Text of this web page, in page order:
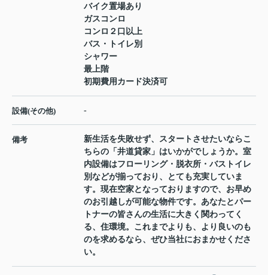
バイク置場あり
ガスコンロ
コンロ２口以上
バス・トイレ別
シャワー
最上階
初期費用カード決済可
設備(その他) -
備考
新生活を失敗せず、スタートさせたいならこ
ちらの「井道貸家」はいかがでしょうか。室
内設備はフローリング・脱衣所・バストイレ
別などが揃っており、とても充実していま
す。現在空家となっておりますので、お早め
のお引越しが可能な物件です。あなたとパー
トナーの皆さんの生活に大きく関わってく
る、住環境。これまでよりも、より良いのも
のを求めるなら、ぜひ当社におまかせくださ
い。